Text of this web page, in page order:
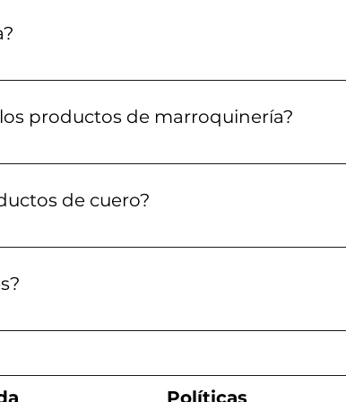
garantía contra defectos de fabricación.
productos de marroquinería?
sintéticos de alta calidad para fabricar
de cuero?
estos consejos: Mantén el cuero alejado de
para ser ajustables y se pueden cortar a la
Políticas